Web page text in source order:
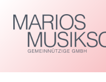
Inhalt
springen